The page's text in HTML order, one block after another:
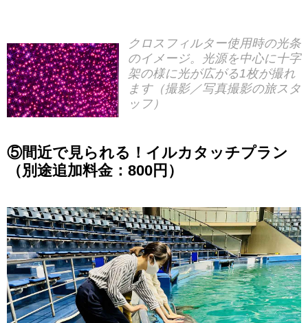
クロスフィルター使用時の光条
のイメージ。光源を中心に十字
架の様に光が広がる1枚が撮れ
ます（撮影／写真撮影の旅スタ
ッフ）
⑤間近で見られる！イルカタッチプラン
（別途追加料金：800円）